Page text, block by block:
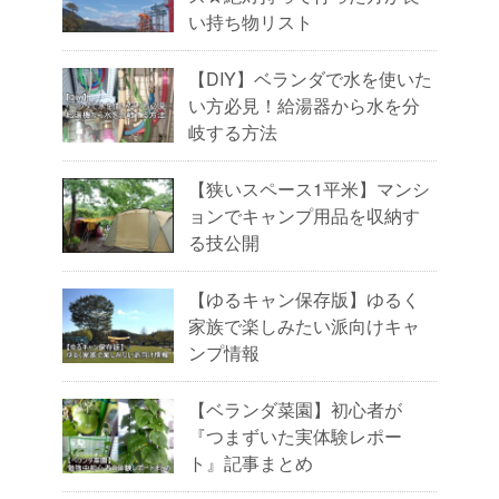
い持ち物リスト
【DIY】ベランダで水を使いた
い方必見！給湯器から水を分
岐する方法
【狭いスペース1平米】マンシ
ョンでキャンプ用品を収納す
る技公開
【ゆるキャン保存版】ゆるく
家族で楽しみたい派向けキャ
ンプ情報
【ベランダ菜園】初心者が
『つまずいた実体験レポー
ト』記事まとめ